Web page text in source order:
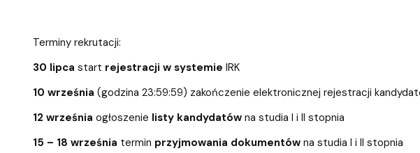
Terminy rekrutacji:
30 lipca start rejestracji w systemie IRK
10 września (godzina 23:59:59) zakończenie elektronicznej rejestracji
12 września ogłoszenie listy kandydatówna studia I i II stopnia
15 – 18 września termin przyjmowania dokumentówna studia I i II stopnia